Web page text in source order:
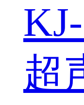
超